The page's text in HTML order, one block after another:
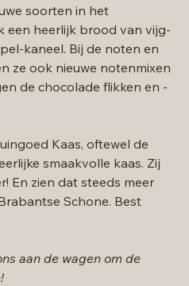
soorten in het
een heerlijk brood van vijg-
kaneel. Bij de noten en
ze ook nieuwe notenmixen
de chocolade flikken en -
Kaas, oftewel de
smaakvolle kaas. Zij
En zien dat steeds meer
Schone. Best
aan de wagen om de